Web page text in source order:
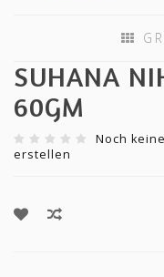
SUHANA
60GM
Noch
erstellen